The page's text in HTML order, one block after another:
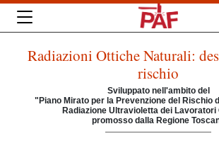
Radiazioni Ottiche Naturali:
rischio
Sviluppato nell'ambito del
"Piano Mirato per la Prevenzione del Rischio
Radiazione Ultravioletta dei Lavoratori
promosso dalla Regione